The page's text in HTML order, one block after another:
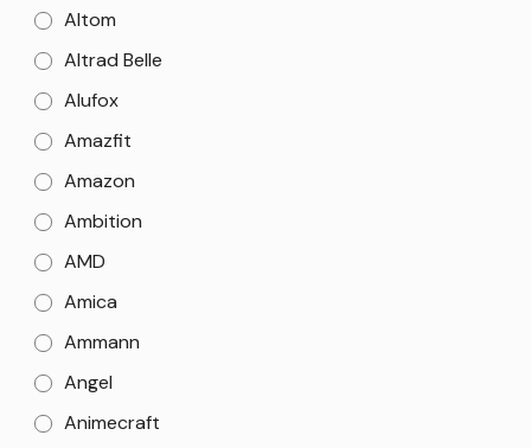
Altom
Altrad Belle
Alufox
Amazfit
Amazon
Ambition
AMD
Amica
Ammann
Angel
Animecraft